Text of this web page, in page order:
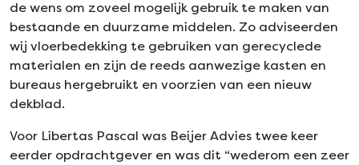
de wens om zoveel mogelijk gebruik te maken van
bestaande en duurzame middelen. Zo adviseerden
wij vloerbedekking te gebruiken van gerecyclede
materialen en zijn de reeds aanwezige kasten en
bureaus hergebruikt en voorzien van een nieuw
dekblad.
Voor Libertas Pascal was Beijer Advies twee keer
eerder opdrachtgever en was dit “wederom een zeer